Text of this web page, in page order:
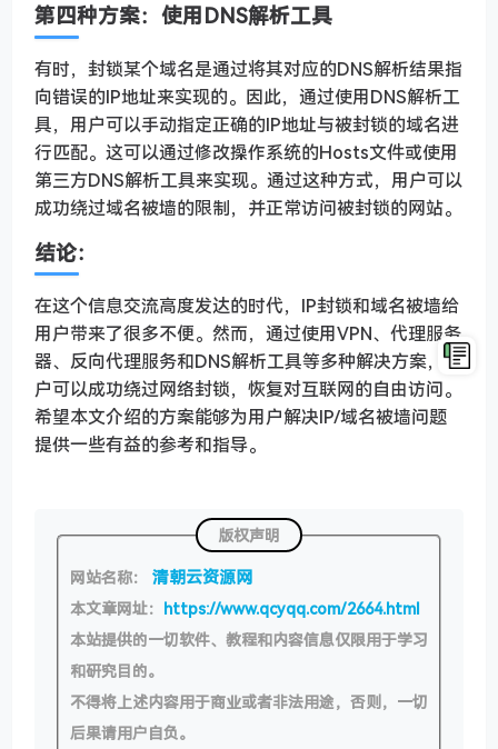
第四种方案：使用DNS解析工具
有时，封锁某个域名是通过将其对应的DNS解析结果指
向错误的IP地址来实现的。因此，通过使用DNS解析工
具，用户可以手动指定正确的IP地址与被封锁的域名进
行匹配。这可以通过修改操作系统的Hosts文件或使用
第三方DNS解析工具来实现。通过这种方式，用户可以
成功绕过域名被墙的限制，并正常访问被封锁的网站。
结论：
在这个信息交流高度发达的时代，IP封锁和域名被墙给
用户带来了很多不便。然而，通过使用VPN、代理服务
器、反向代理服务和DNS解析工具等多种解决方案，用
户可以成功绕过网络封锁，恢复对互联网的自由访问。
希望本文介绍的方案能够为用户解决IP/域名被墙问题
提供一些有益的参考和指导。
版权声明
网站名称： 清朝云资源网
本文章网址： https://www.qcyqq.com/2664.html
本站提供的一切软件、教程和内容信息仅限用于学习
和研究目的。
不得将上述内容用于商业或者非法用途，否则，一切
后果请用户自负。